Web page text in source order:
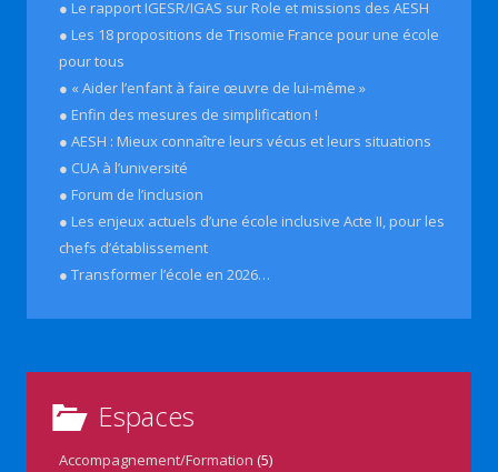
● Le rapport IGESR/IGAS sur Role et missions des AESH
● Les 18 propositions de Trisomie France pour une école
pour tous
● « Aider l’enfant à faire œuvre de lui-même »
● Enfin des mesures de simplification !
● AESH : Mieux connaître leurs vécus et leurs situations
● CUA à l’université
● Forum de l’inclusion
● Les enjeux actuels d’une école inclusive Acte II, pour les
chefs d’établissement
● Transformer l’école en 2026…
Espaces
Accompagnement/Formation (5)